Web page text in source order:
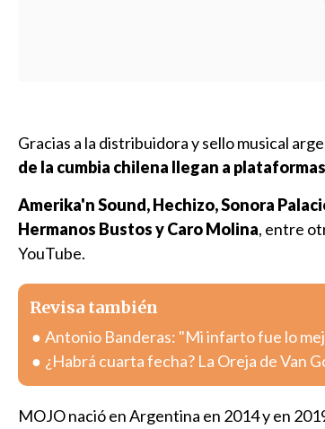
Gracias a la distribuidora y sello musical
de la cumbia chilena llegan a
Amerika'n Sound, Hechizo, Sonora
Hermanos Bustos y Caro Molina, entre
YouTube.
Revisa también
Antonio Banderas: "Mi infarto fue lo
¿Habrá cuarta fecha? La Oreja de Van
MOJO nació en Argentina en 2014 y en